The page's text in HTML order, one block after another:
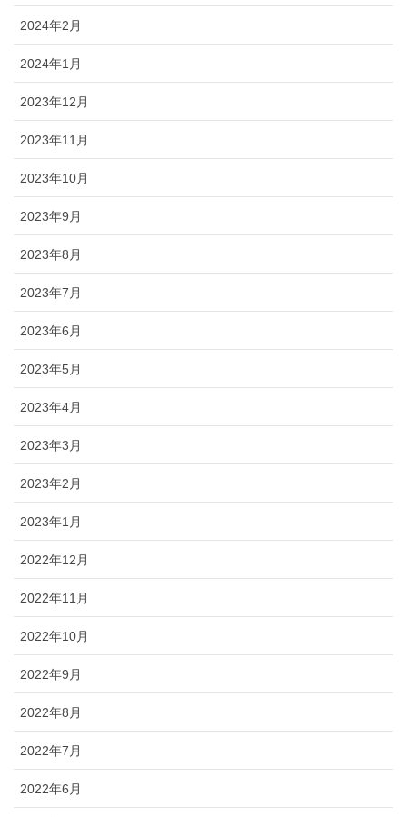
2024年2月
2024年1月
2023年12月
2023年11月
2023年10月
2023年9月
2023年8月
2023年7月
2023年6月
2023年5月
2023年4月
2023年3月
2023年2月
2023年1月
2022年12月
2022年11月
2022年10月
2022年9月
2022年8月
2022年7月
2022年6月